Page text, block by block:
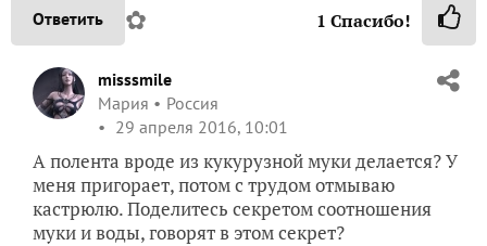
Ответить ✿ 1 Спасибо!
misssmile
Мария
Россия
29 апреля 2016, 10:01
А полента вроде из кукурузной муки делается? У
меня пригорает, потом с трудом отмываю
кастрюлю. Поделитесь секретом соотношения
муки и воды, говорят в этом секрет?